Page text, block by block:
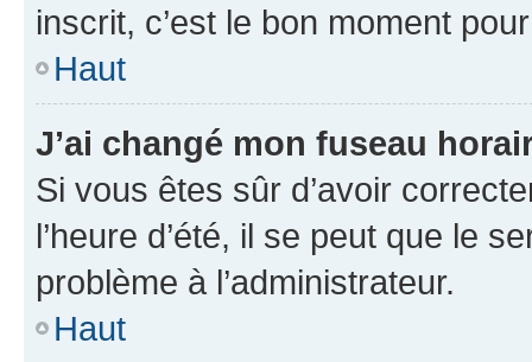
inscrit, c’est le bon moment
Haut
J’ai changé mon fuseau
Si vous êtes sûr d’avoir
l’heure d’été, il se peut que le
problème à l’administrateur.
Haut